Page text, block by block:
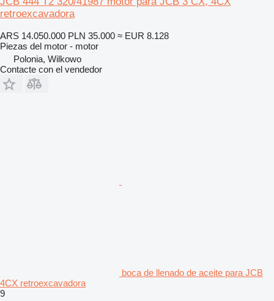
retroexcavadora
ARS 14.050.000 PLN 35.000 ≈ EUR 8.128
Piezas del motor - motor
Polonia, Wilkowo
Contacte con el vendedor
boca de llenado de aceite para JCB
4CX retroexcavadora
9